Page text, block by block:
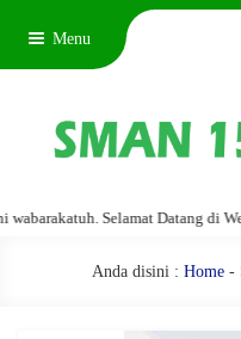
Menu
Selamat Datang di
Anda disini : Home-